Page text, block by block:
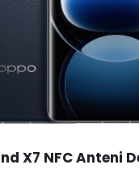
X7 NFC Anteni